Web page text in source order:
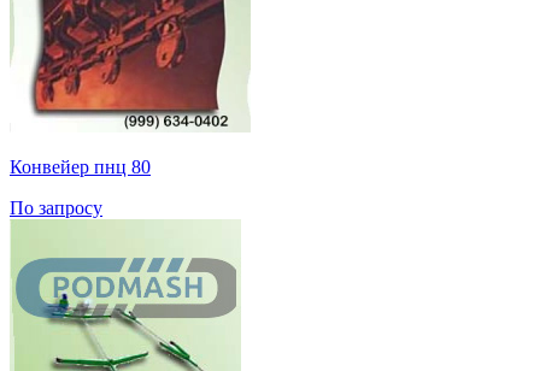
Конвейер пнц 80
По запросу